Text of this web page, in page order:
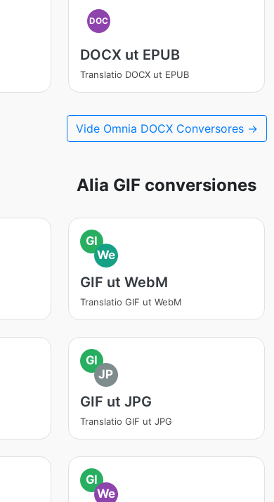
DOC
DOCX ut EPUB
Translatio DOCX ut EPUB
Vide Omnia DOCX Conversores →
Alia GIF conversiones
GI
We
GIF ut WebM
Translatio GIF ut WebM
GI
JP
GIF ut JPG
Translatio GIF ut JPG
GI
We